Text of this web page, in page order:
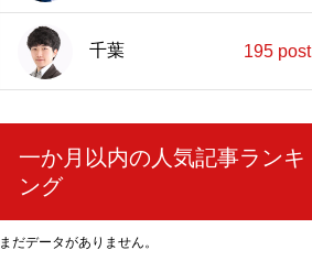
千葉 195 post
一か月以内の人気記事ランキ
ング
まだデータがありません。